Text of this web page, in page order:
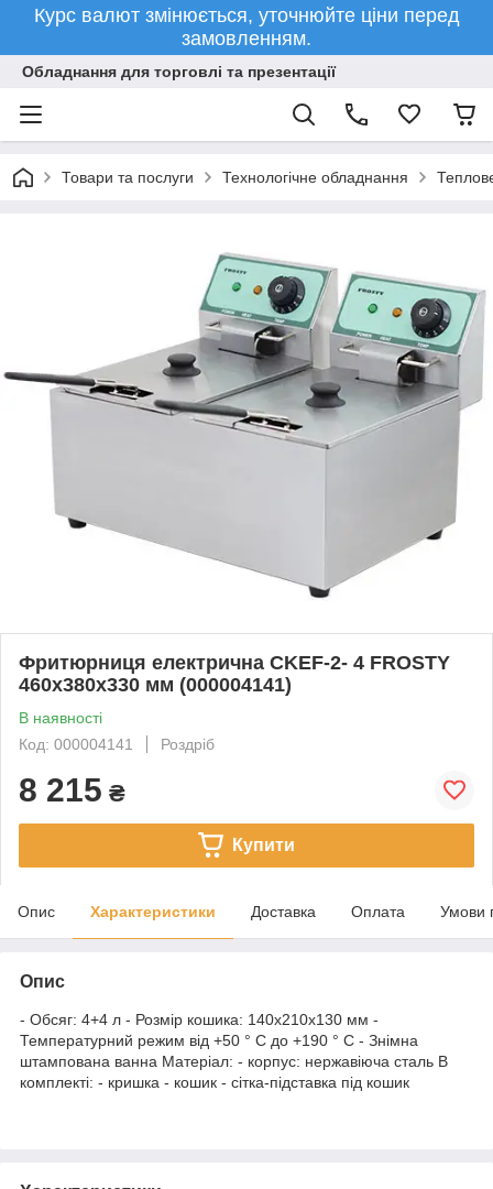
Курс валют змінюється, уточнюйте ціни перед
замовленням.
Обладнання для торговлі та презентації
Товари та послуги Технологічне обладнання
Фритюрниця електрична CKEF-2- 4 FROSTY
460x380x330 мм (000004141)
В наявності
Код: 000004141
Роздріб
8 215 ₴
Купити
Опис Характеристики Доставка Оплата Умови
Опис
- Обсяг: 4+4 л - Розмір кошика: 140х210х130 мм -
Температурний режим від +50 ° C до +190 ° C - Знімна
штампована ванна Матеріал: - корпус: нержавіюча сталь В
комплекті: - кришка - кошик - сітка-підставка під кошик